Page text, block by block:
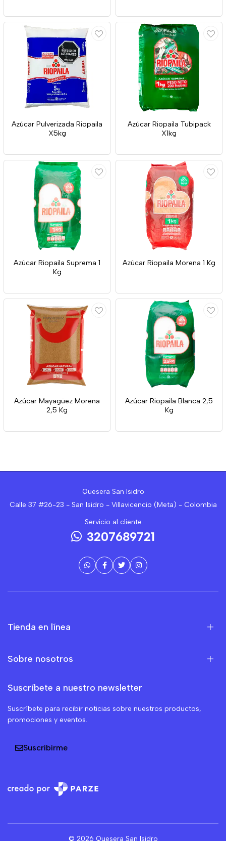
Azúcar Pulverizada Riopaila
X5kg
Azúcar Riopaila Tubipack
X1kg
Azúcar Riopaila Suprema 1
Kg
Azúcar Riopaila Morena 1 Kg
Azúcar Mayagüez Morena
2,5 Kg
Azúcar Riopaila Blanca 2,5
Kg
Quesera San Isidro
Calle 37 #26-23 - San Isidro - Villavicencio (Meta) - Colombia
Servicio al cliente
3207689721
Tienda en línea
Sobre nosotros
Suscríbete a nuestro newsletter
Suscríbete para recibir noticias sobre nuestros productos,
promociones y eventos.
Suscribirme
© 2026 Quesera San Isidro